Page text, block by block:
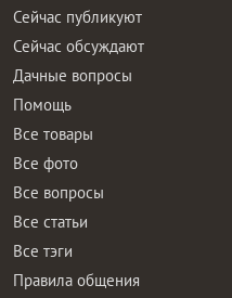
Сейчас публикуют
Сейчас обсуждают
Дачные вопросы
Помощь
Все товары
Все фото
Все вопросы
Все статьи
Все тэги
Правила общения